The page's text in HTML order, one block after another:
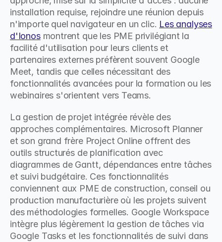
installation requise, rejoindre une réunion depuis
n'importe quel navigateur en un clic. Les analyses
d'Ionos montrent que les PME privilégiant la
facilité d'utilisation pour leurs clients et
partenaires externes préfèrent souvent Google
Meet, tandis que celles nécessitant des
fonctionnalités avancées pour la formation ou les
webinaires s'orientent vers Teams.
La gestion de projet intégrée révèle des
approches complémentaires. Microsoft Planner
et son grand frère Project Online offrent des
outils structurés de planification avec
diagrammes de Gantt, dépendances entre tâches
et suivi budgétaire. Ces fonctionnalités
conviennent aux PME de construction, conseil ou
production manufacturière où les projets suivent
des méthodologies formelles. Google Workspace
intègre plus légèrement la gestion de tâches via
Google Tasks et les fonctionnalités de suivi dans